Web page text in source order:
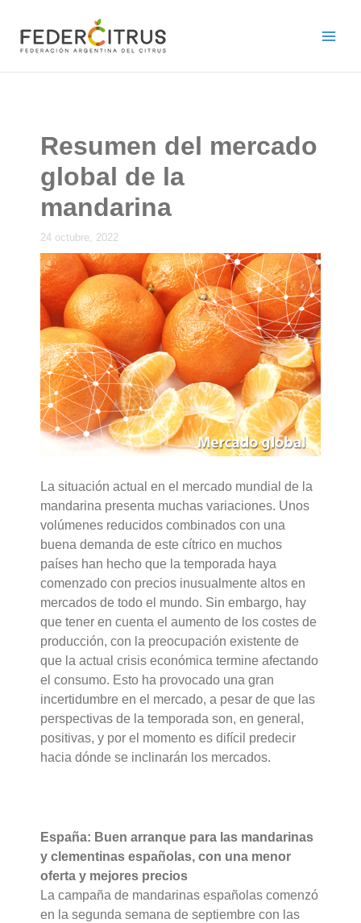
contenido
Resumen del mercado
global de la
mandarina
24 octubre, 2022
La situación actual en el mercado mundial de la
mandarina presenta muchas variaciones. Unos
volúmenes reducidos combinados con una
buena demanda de este cítrico en muchos
países han hecho que la temporada haya
comenzado con precios inusualmente altos en
mercados de todo el mundo. Sin embargo, hay
que tener en cuenta el aumento de los costes de
producción, con la preocupación existente de
que la actual crisis económica termine afectando
el consumo. Esto ha provocado una gran
incertidumbre en el mercado, a pesar de que las
perspectivas de la temporada son, en general,
positivas, y por el momento es difícil predecir
hacia dónde se inclinarán los mercados.
España: Buen arranque para las mandarinas
y clementinas españolas, con una menor
oferta y mejores precios
La campaña de mandarinas españolas comenzó
en la segunda semana de septiembre con las